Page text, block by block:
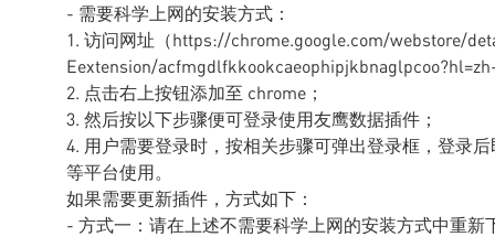
- 需要科学上网的安装方式：
1. 访问网址（https://chrome.google.com/webstore/
Eextension/
2. 点击右上按钮添加至 chrome；
3. 然后按以下步骤便可登录使用友鹰数据插件；
4. 用户需要登录时，按相关步骤可弹出登录框，登录
等平台使用。
如果需要更新插件，方式如下：
- 方式一：请在上述不需要科学上网的安装方式中重